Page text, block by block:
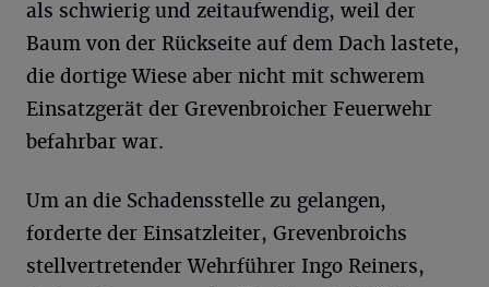
als schwierig und zeitaufwendig, weil der
Baum von der Rückseite auf dem Dach lastete,
die dortige Wiese aber nicht mit schwerem
Einsatzgerät der Grevenbroicher Feuerwehr
befahrbar war.
Um an die Schadensstelle zu gelangen,
forderte der Einsatzleiter, Grevenbroichs
stellvertretender Wehrführer Ingo Reiners,